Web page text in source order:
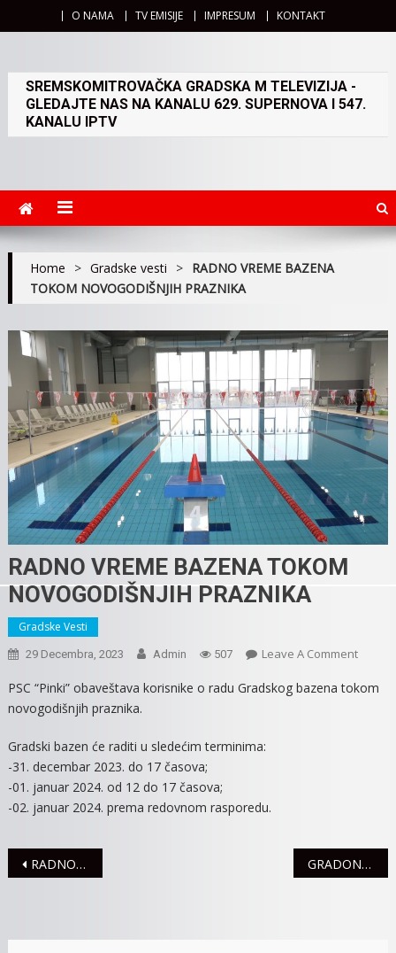
O NAMA TV EMISIJE IMPRESUM KONTAKT
SREMSKOMITROVAČKA GRADSKA M TELEVIZIJA -
GLEDAJTE NAS NA KANALU 629. SUPERNOVA I 547.
KANALU IPTV
Home > Gradske vesti > RADNO VREME BAZENA
TOKOM NOVOGODIŠNJIH PRAZNIKA
RADNO VREME BAZENA TOKOM
NOVOGODIŠNJIH PRAZNIKA
Gradske Vesti
29 Decembra, 2023 Admin 507 Leave A CommentOn
VREME
PSC “Pinki” obaveštava korisnike o radu Gradskog bazena tokom
novogodišnjih praznika.
Gradski bazen će raditi u sledećim terminima:
-31. decembar 2023. do 17 časova;
-01. januar 2024. od 12 do 17 časova;
-02. januar 2024. prema redovnom rasporedu.
Navigacija
RADNO VREME JP “SREM GAS” TOKOM PRAZNIKA GRADONAČELNICA SREMSKE MITROVICE DAROVALA PRVOROĐENU BEBU U 2024. GODINI